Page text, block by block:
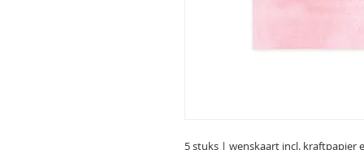
5 stuks | wenskaart incl. kraftpapier